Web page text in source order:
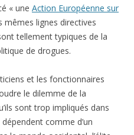
« une Action Européenne sur
mêmes lignes directives
tellement typiques de la
de drogues.
et les fonctionnaires
le dilemme de la
sont trop impliqués dans
comme d’un